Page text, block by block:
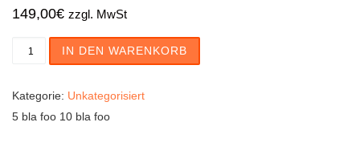
149,00€ zzgl. MwSt
IN DEN WARENKORB
Kategorie: Unkategorisiert
5 bla foo 10 bla foo